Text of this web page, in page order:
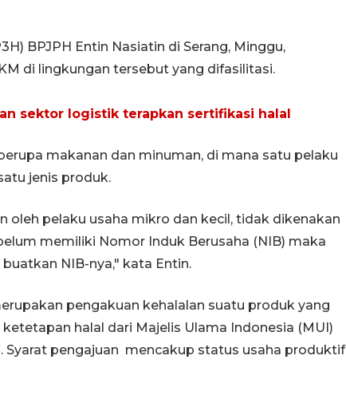
BPJPH Entin Nasiatin di Serang, Minggu,
di lingkungan tersebut yang difasilitasi.
sektor logistik terapkan sertifikasi halal
makanan dan minuman, di mana satu pelaku
jenis produk.
oleh pelaku usaha mikro dan kecil, tidak dikenakan
memiliki Nomor Induk Berusaha (NIB) maka
NIB-nya," kata Entin.
pengakuan kehalalan suatu produk yang
halal dari Majelis Ulama Indonesia (MUI)
Syarat pengajuan mencakup status usaha produktif